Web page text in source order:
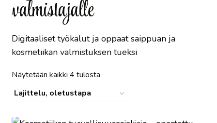
valmistajalle
Digitaaliset työkalut ja oppaat saippuan ja
kosmetiikan valmistuksen tueksi
Näytetään kaikki 4 tulosta